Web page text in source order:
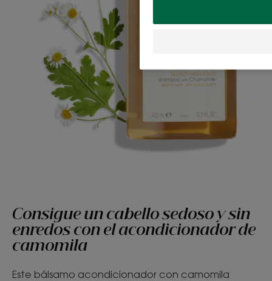
Consigue un cabello sedoso y sin
enredos con el acondicionador de
camomila
Este bálsamo acondicionador con camomila